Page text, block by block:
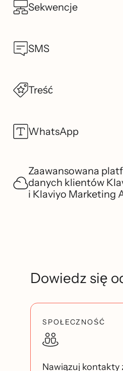
Sekwencje
SMS
Treść
WhatsApp
Zaawansowana
danych klientów
i Klaviyo Marketing
Dowiedz się
SPOŁECZNOŚĆ
Nawiązuj kontakty